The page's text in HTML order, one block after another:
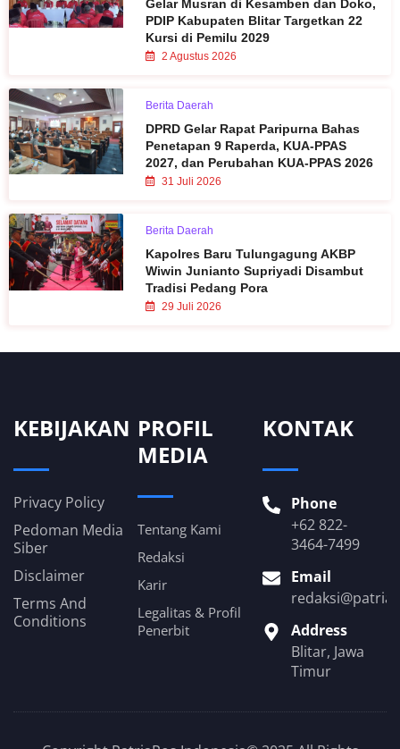
Gelar Musran di Kesamben dan Doko,
PDIP Kabupaten Blitar Targetkan 22
Kursi di Pemilu 2029
2 Agustus 2026
Berita Daerah
DPRD Gelar Rapat Paripurna Bahas
Penetapan 9 Raperda, KUA-PPAS
2027, dan Perubahan KUA-PPAS 2026
31 Juli 2026
Berita Daerah
Kapolres Baru Tulungagung AKBP
Wiwin Junianto Supriyadi Disambut
Tradisi Pedang Pora
29 Juli 2026
KEBIJAKAN
Privacy Policy
Pedoman Media
Siber
Disclaimer
Terms And
Conditions
PROFIL
MEDIA
Tentang Kami
Redaksi
Karir
Legalitas & Profil
Penerbit
KONTAK
Phone
+62 822-
3464-7499
Email
Address
Blitar, Jawa
Timur